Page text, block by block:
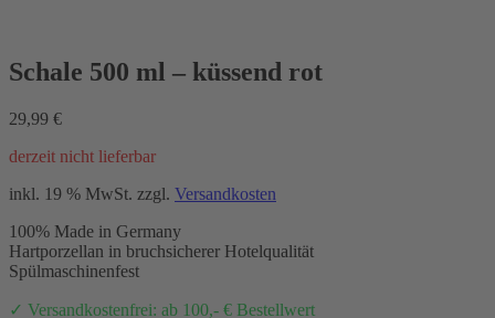
Schale 500 ml – küssend rot
29,99 €
derzeit nicht lieferbar
inkl. 19 % MwSt. zzgl. Versandkosten
100% Made in Germany
Hartporzellan in bruchsicherer Hotelqualität
Spülmaschinenfest
✓ Versandkostenfrei: ab 100,- € Bestellwert